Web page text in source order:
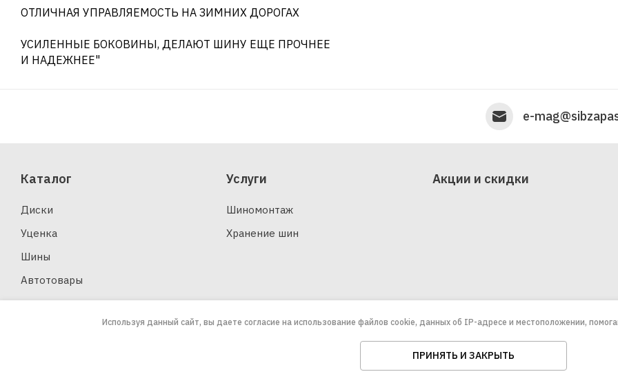
ОТЛИЧНАЯ УПРАВЛЯЕМОСТЬ НА ЗИМНИХ ДОРОГАХ
УСИЛЕННЫЕ БОКОВИНЫ, ДЕЛАЮТ ШИНУ ЕЩЕ ПРОЧНЕЕ
И НАДЕЖНЕЕ"
e-
Каталог
Диски
Уценка
Шины
Автотовары
Услуги
Шиномонтаж
Хранение шин
Акции и скидки
Используя данный сайт, вы даете согласие на использование файлов cookie, данных об IP-адресе и местоположении,
ПРИНЯТЬ И ЗАКРЫТЬ